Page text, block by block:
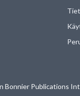
Bonnier Publications